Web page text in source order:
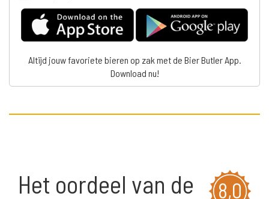
Altijd jouw favoriete bieren op zak met de Bier Butler App.
Download nu!
8,0
Het oordeel van de